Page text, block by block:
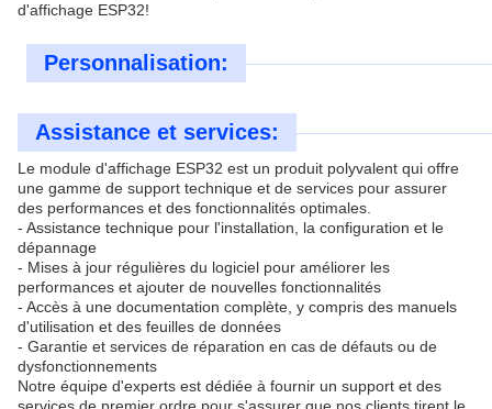
d'affichage ESP32!
Personnalisation:
Assistance et services:
Le module d'affichage ESP32 est un produit polyvalent qui offre
une gamme de support technique et de services pour assurer
des performances et des fonctionnalités optimales.
- Assistance technique pour l'installation, la configuration et le
dépannage
- Mises à jour régulières du logiciel pour améliorer les
performances et ajouter de nouvelles fonctionnalités
- Accès à une documentation complète, y compris des manuels
d'utilisation et des feuilles de données
- Garantie et services de réparation en cas de défauts ou de
dysfonctionnements
Notre équipe d'experts est dédiée à fournir un support et des